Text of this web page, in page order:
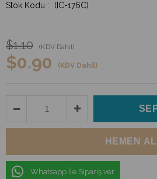
(IC-176C)
$1.10 (KDV Dahil)
$0.90 (KDV Dahil)
Whatsapp İle Sipariş ver